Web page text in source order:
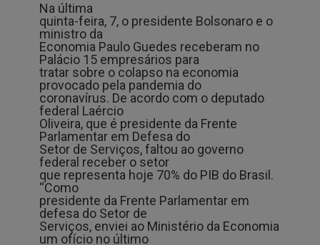
Na última
quinta-feira, 7, o presidente Bolsonaro e o
ministro da
Economia Paulo Guedes receberam no
Palácio 15 empresários para
tratar sobre o colapso na economia
provocado pela pandemia do
coronavírus. De acordo com o deputado
federal Laércio
Oliveira, que é presidente da Frente
Parlamentar em Defesa do
Setor de Serviços, faltou ao governo
federal receber o setor
que representa hoje 70% do PIB do Brasil.
“Como
presidente da Frente Parlamentar em
defesa do Setor de
Serviços, enviei ao Ministério da Economia
um ofício no último